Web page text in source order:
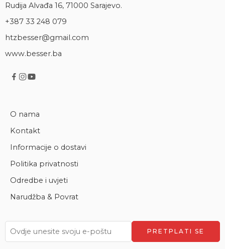
Rudija Alvađa 16, 71000 Sarajevo.
+387 33 248 079
htzbesser@gmail.com
www.besser.ba
O nama
Kontakt
Informacije o dostavi
Politika privatnosti
Odredbe i uvjeti
Narudžba & Povrat